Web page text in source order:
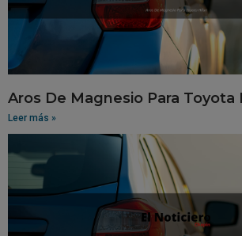
Aros De Magnesio Para Toyota
Leer más »